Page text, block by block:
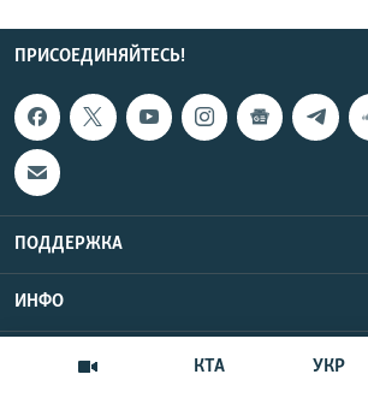
КТА УКР
ПРИСОЕДИНЯЙТЕСЬ!
ПОДДЕРЖКА
ИНФО
Copyright Крым.Реалии, 2026 |
UTC+3